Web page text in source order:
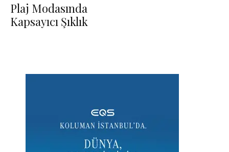
Plaj Modasında
Kapsayıcı Şıklık